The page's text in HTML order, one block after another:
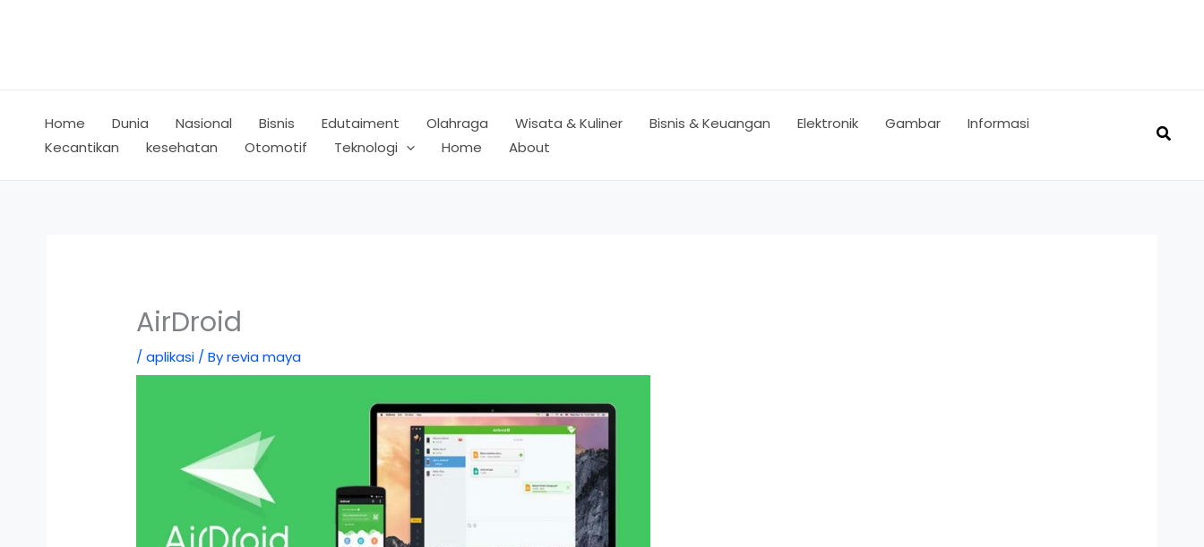
Home Dunia Nasional Bisnis Edutaiment Olahraga Wisata & Kuliner Bisnis & Keuangan Elektronik Gambar
Informasi
Kecantikan
kesehatan Otomotif Teknologi Home About
AirDroid
/aplikasi / Byrevia maya